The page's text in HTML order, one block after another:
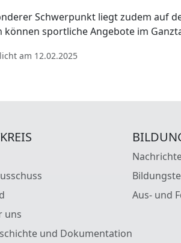
Schwerpunkt liegt zudem auf
können sportliche Angebote im
am 12.02.2025
uns
und Dokumentation
Aus- und